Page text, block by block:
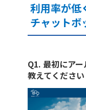
利用率が低
チャットボ
Q1. 最初にア
教えてください